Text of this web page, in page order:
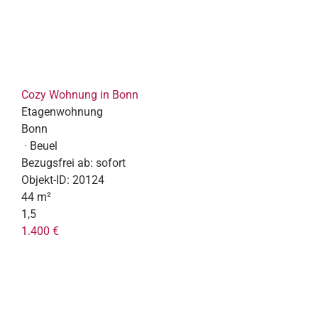
Cozy Wohnung in Bonn
Etagenwohnung
Bonn
· Beuel
Bezugsfrei ab: sofort
Objekt-ID: 20124
44 m²
1,5
1.400 €